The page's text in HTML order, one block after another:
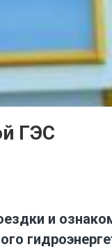
ГЭС
и